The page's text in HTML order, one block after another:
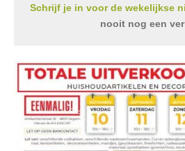
Schrijf je in voor de wekelijkse
nooit nog een